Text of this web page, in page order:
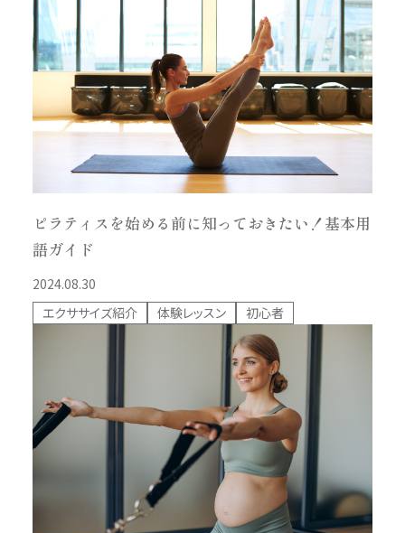
ピラティスを始める前に知っておきたい！基本用
語ガイド
2024.08.30
エクササイズ紹介
体験レッスン 初心者